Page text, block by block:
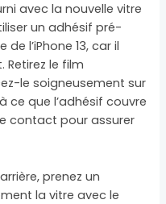
avec la nouvelle vitre
un adhésif pré-
l’iPhone 13, car il
le film
le soigneusement sur
ce que l’adhésif couvre
contact pour assurer
prenez un
la vitre avec le